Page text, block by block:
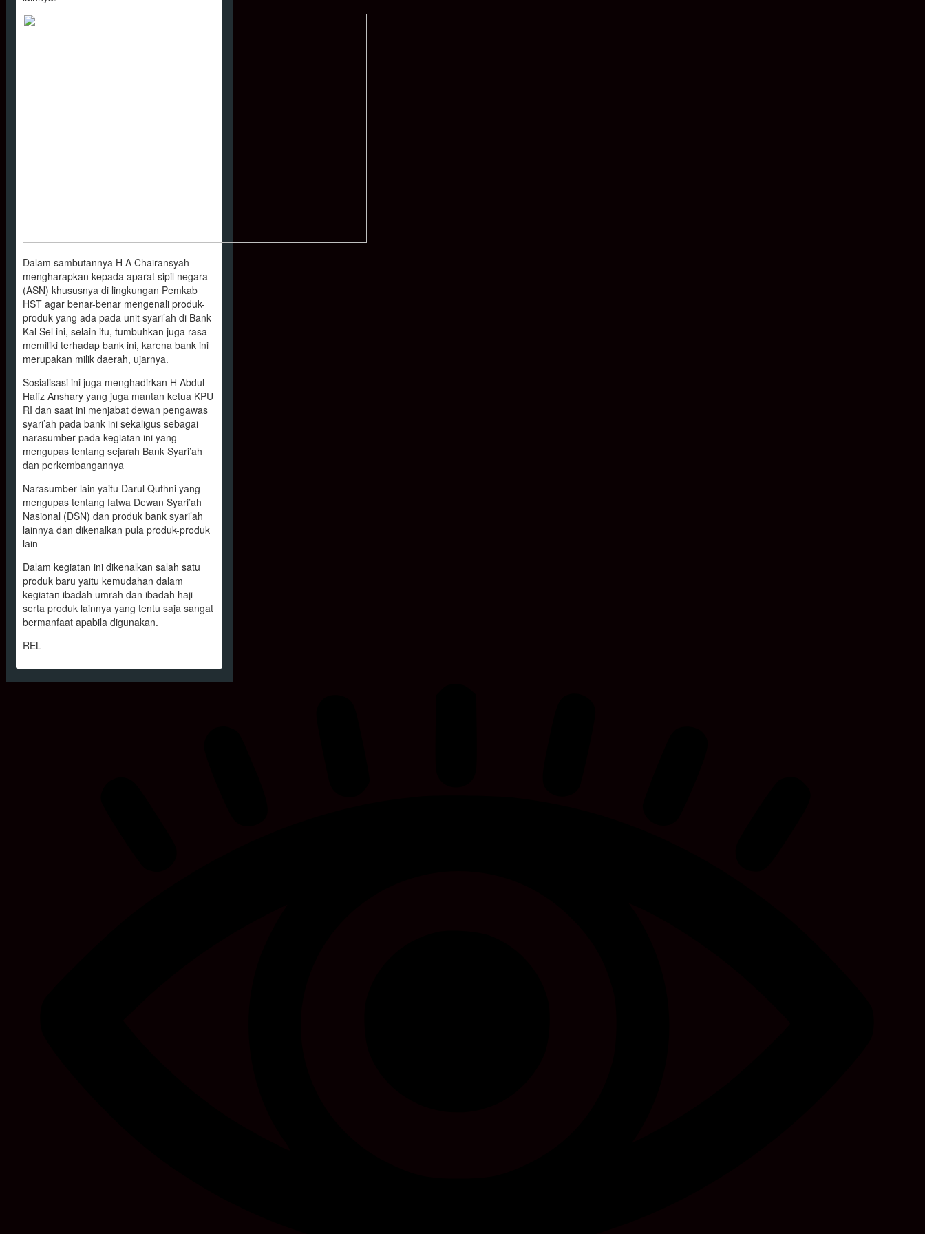
Dalam sambutannya H A Chairansyah
mengharapkan kepada aparat sipil negara
(ASN) khususnya di lingkungan Pemkab
HST agar benar-benar mengenali produk-
produk yang ada pada unit syari’ah di Bank
Kal Sel ini, selain itu, tumbuhkan juga rasa
memiliki terhadap bank ini, karena bank ini
merupakan milik daerah, ujarnya.
Sosialisasi ini juga menghadirkan H Abdul
Hafiz Anshary yang juga mantan ketua KPU
RI dan saat ini menjabat dewan pengawas
syari’ah pada bank ini sekaligus sebagai
narasumber pada kegiatan ini yang
mengupas tentang sejarah Bank Syari’ah
dan perkembangannya
Narasumber lain yaitu Darul Quthni yang
mengupas tentang fatwa Dewan Syari’ah
Nasional (DSN) dan produk bank syari’ah
lainnya dan dikenalkan pula produk-produk
lain
Dalam kegiatan ini dikenalkan salah satu
produk baru yaitu kemudahan dalam
kegiatan ibadah umrah dan ibadah haji
serta produk lainnya yang tentu saja sangat
bermanfaat apabila digunakan.
REL